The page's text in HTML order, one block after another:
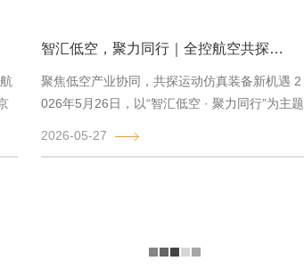
智汇低空，聚力同行｜全控航空共探低空经济装备新机遇
聚焦低空产业协同，共探运动仿真装备新机遇 2
026年5月26日，以“智汇低空 · 聚力同行”为主题
2026-05-27